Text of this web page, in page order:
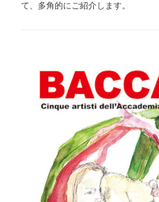
て、多角的にご紹介します。